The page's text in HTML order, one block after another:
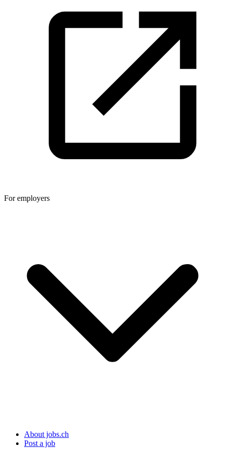
For employers
About jobs.ch
Post a job